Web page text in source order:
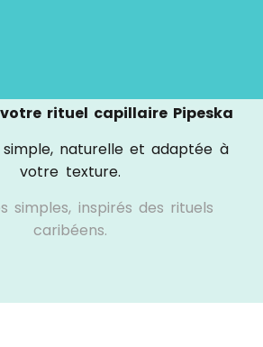
rituel capillaire Pipeska
naturelle et adaptée à
votre texture.
simples, inspirés des rituels
caribéens.